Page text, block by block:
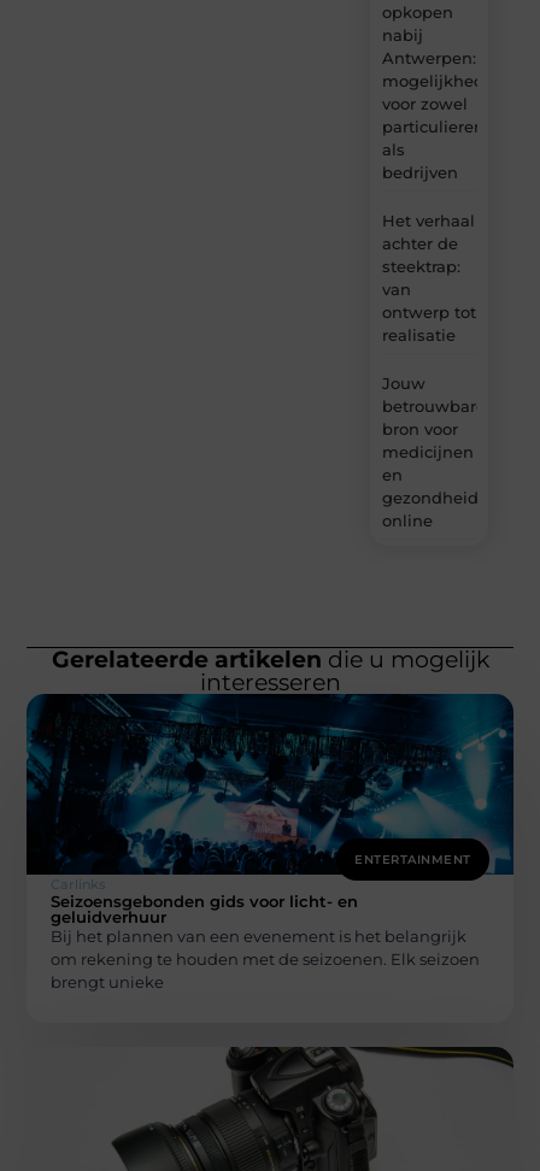
opkopen
nabij
Antwerpen:
mogelijkheden
voor zowel
particulieren
als
bedrijven
Het verhaal
achter de
steektrap:
van
ontwerp tot
realisatie
Jouw
betrouwbare
bron voor
medicijnen
en
online
Gerelateerde artikelen die u mogelijk
interesseren
ENTERTAINMENT
Carlinks
Seizoensgebonden gids voor licht- en
geluidverhuur
Bij het plannen van een evenement is het belangrijk
om rekening te houden met de seizoenen. Elk seizoen
brengt unieke